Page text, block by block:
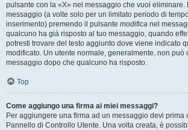
pulsante con la «X» nel messaggio che vuoi eliminare.
messaggio (a volte solo per un limitato periodo di
inserimento) premendo il pulsante modifica nel
qualcuno ha già risposto al tuo messaggio, quando
potresti trovare del testo aggiunto dove viene indicato
modificato. Un utente normale, generalmente, non può
messaggio dopo che qualcuno ha risposto.
Top
Come aggiungo una firma ai miei messaggi?
Per aggiungere una firma ad un messaggio devi prima
Pannello di Controllo Utente. Una volta creata, è